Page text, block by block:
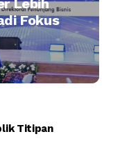
Lebih
Fokus
Titipan